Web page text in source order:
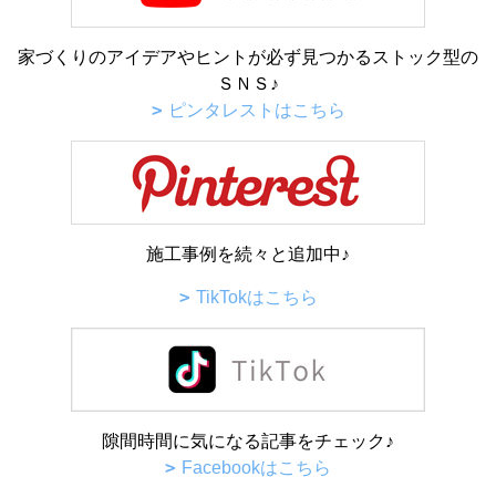
家づくりのアイデアやヒントが必ず見つかるストック型の
ＳＮＳ♪
ピンタレストはこちら
施工事例を続々と追加中♪
TikTokはこちら
隙間時間に気になる記事をチェック♪
Facebookはこちら